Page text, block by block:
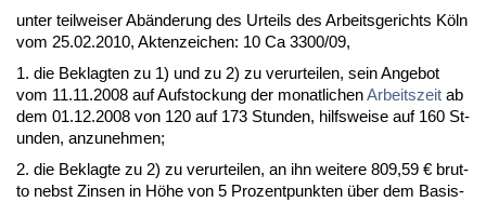
un­ter teil­wei­ser Abände­rung des Ur­teils des Ar­beits­ge­richts Köln
vom 25.02.2010, Ak­ten­zei­chen: 10 Ca 3300/09,
1. die Be­klag­ten zu 1) und zu 2) zu ver­ur­tei­len, sein An­ge­bot
vom 11.11.2008 auf Auf­sto­ckung der mo­nat­li­chenAr­beits­zeit ab
dem 01.12.2008 von 120 auf 173 St­un­den, hilfs­wei­se auf 160 St­
un­den, an­zu­neh­men;
2. die Be­klag­te zu 2) zu ver­ur­tei­len, an ihn wei­te­re 809,59 € brut­
to nebst Zin­sen in Höhe von 5 Pro­zent­punk­ten über dem Ba­sis­